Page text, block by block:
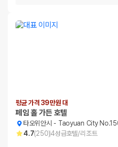
평균 가격 39만원 대
페임 홀 가든 호텔
타오위안시 - Taoyuan City
4.7(250)4성급호텔/리조트